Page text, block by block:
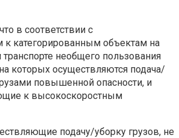
в соответствии с
к категорированным объектам на
необщего пользования
которых осуществляются подача/
повышенной опасности, и
к высокоскоростным
подачу/уборку грузов, не